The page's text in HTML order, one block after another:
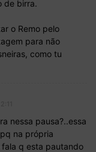
de birra.
o Remo pelo
para não
como tu
nessa pausa?..essa
na própria
q esta pautando